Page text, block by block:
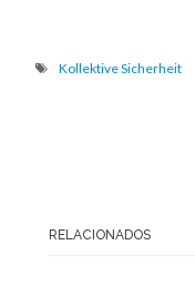
Kollektive Sicherheit
RELACIONADOS